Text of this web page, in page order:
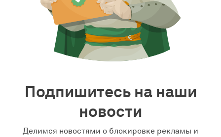
Подпишитесь на наши
новости
Делимся новостями о блокировке рекламы и